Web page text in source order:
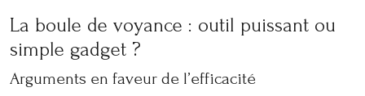
La boule de voyance : outil puissant ou
simple gadget ?
Arguments en faveur de l’efficacité